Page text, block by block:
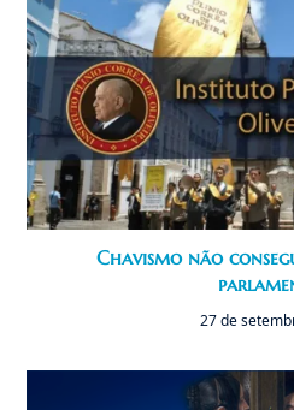
Chavismo não
27 de